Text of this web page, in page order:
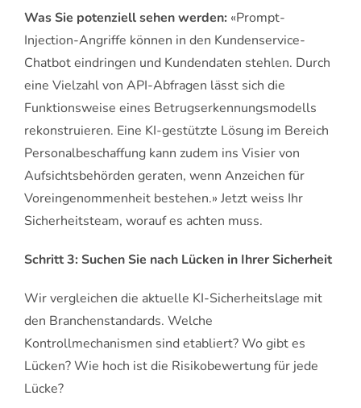
Was Sie potenziell sehen werden: «Prompt-
Injection-Angriffe können in den Kundenservice-
Chatbot eindringen und Kundendaten stehlen. Durch
eine Vielzahl von API-Abfragen lässt sich die
Funktionsweise eines Betrugserkennungsmodells
rekonstruieren. Eine KI-gestützte Lösung im Bereich
Personalbeschaffung kann zudem ins Visier von
Aufsichtsbehörden geraten, wenn Anzeichen für
Voreingenommenheit bestehen.» Jetzt weiss Ihr
Sicherheitsteam, worauf es achten muss.
Schritt 3: Suchen Sie nach Lücken in Ihrer Sicherheit
Wir vergleichen die aktuelle KI-Sicherheitslage mit
den Branchenstandards. Welche
Kontrollmechanismen sind etabliert? Wo gibt es
Lücken? Wie hoch ist die Risikobewertung für jede
Lücke?